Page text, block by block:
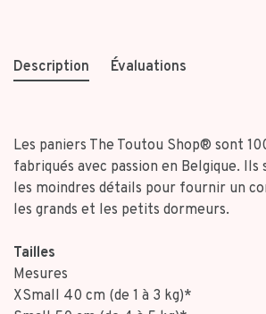
Description Évaluations
Les paniers The Toutou Shop® sont
fabriqués avec passion en Belgique. Ils
les moindres détails pour fournir un
les grands et les petits dormeurs.
Tailles
Mesures
XSmall 40 cm (de 1 à 3 kg)*